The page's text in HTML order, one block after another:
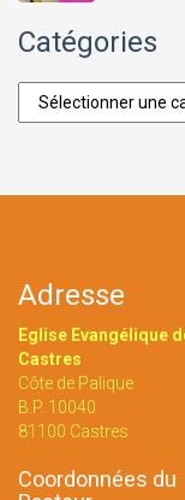
Catégories
Catégories
Adresse
Eglise Evangélique
Castres
Côte de Palique
B.P. 10040
81100 Castres
Coordonnées du